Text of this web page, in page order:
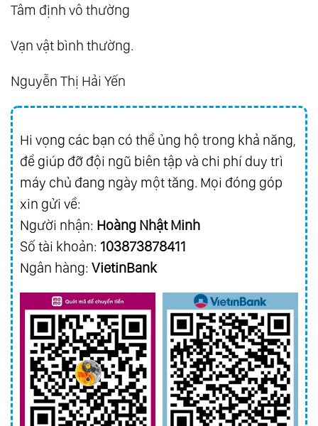
Tâm định vô thường
Vạn vật bình thường.
Nguyễn Thị Hải Yến
Hi vọng các bạn có thể ủng hộ trong khả năng,
để giúp đỡ đội ngũ biên tập và chi phí duy trì
máy chủ đang ngày một tăng. Mọi đóng góp
xin gửi về:
Người nhận: Hoàng Nhật Minh
Số tài khoản: 103873878411
Ngân hàng: VietinBank